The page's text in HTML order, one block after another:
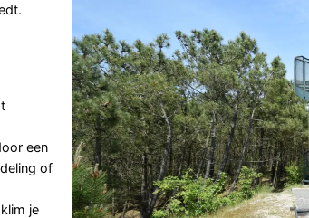
een
of
je